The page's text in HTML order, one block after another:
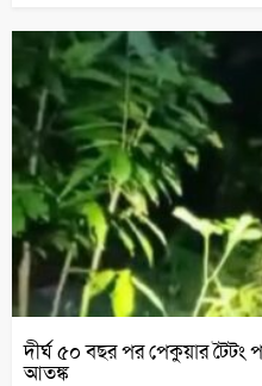
দীর্ঘ ৫০ বছর পর পেকুয়ার টৈটং
আতঙ্ক